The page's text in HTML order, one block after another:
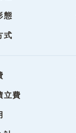
態
式
立費